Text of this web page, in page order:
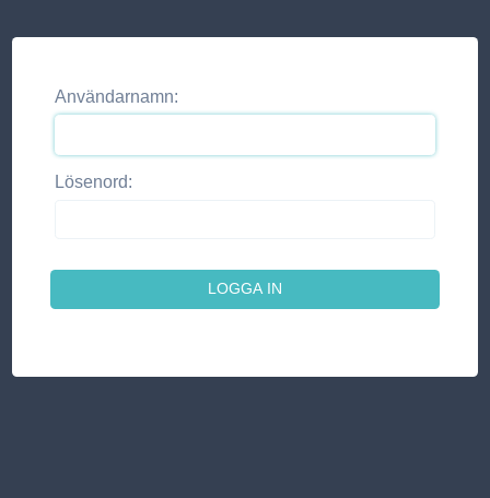
Användarnamn:
Lösenord: